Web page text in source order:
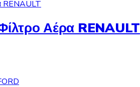
Αέρα RENAULT